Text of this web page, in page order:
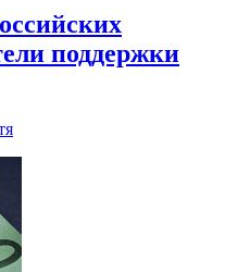
поддержки